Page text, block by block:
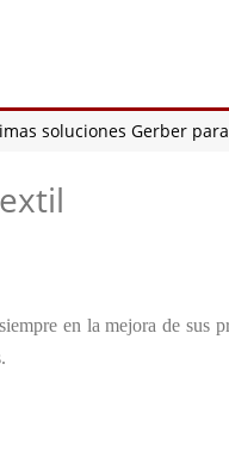
soluciones Gerber
en la mejora de sus